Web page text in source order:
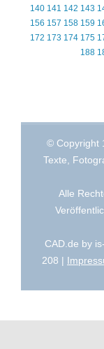
140 141 142 143
156 157 158 159
172 173 174 175
188
© Copyright
Texte,
Alle
CAD.de by
208 |